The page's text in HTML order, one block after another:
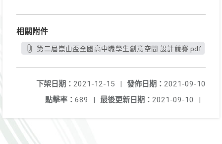
相關附件
第二屆崑山盃全國高中職學生創意空間 設計競賽.pdf
發佈日期： 2021-09-10
下架日期： 2021-12-15
|
最後更新日期： 2021-09-10 |
點擊率： 689 |